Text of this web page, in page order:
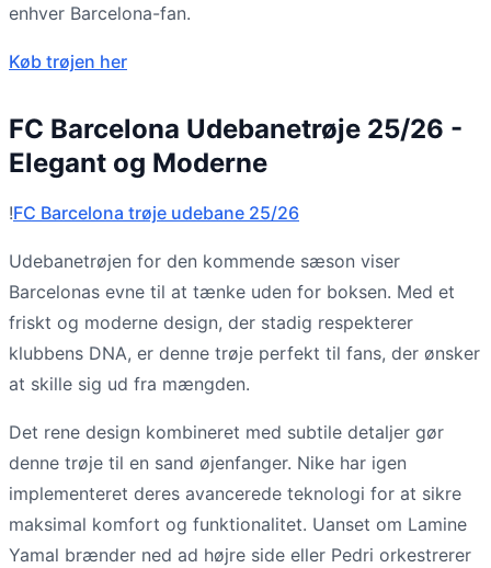
enhver Barcelona-fan.
Køb trøjen her
FC Barcelona Udebanetrøje 25/26 -
Elegant og Moderne
!FC Barcelona trøje udebane 25/26
Udebanetrøjen for den kommende sæson viser
Barcelonas evne til at tænke uden for boksen. Med et
friskt og moderne design, der stadig respekterer
klubbens DNA, er denne trøje perfekt til fans, der ønsker
at skille sig ud fra mængden.
Det rene design kombineret med subtile detaljer gør
denne trøje til en sand øjenfanger. Nike har igen
implementeret deres avancerede teknologi for at sikre
maksimal komfort og funktionalitet. Uanset om Lamine
Yamal brænder ned ad højre side eller Pedri orkestrerer